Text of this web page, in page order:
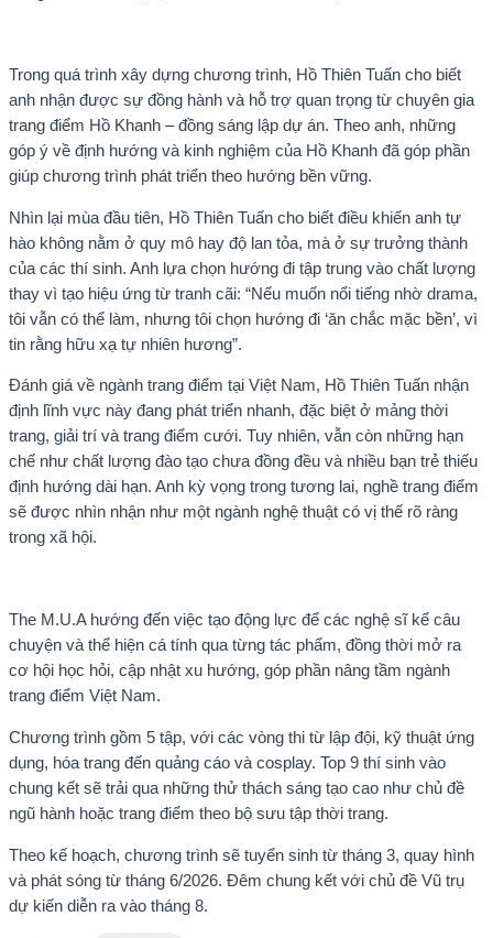
Trong quá trình xây dựng chương trình, Hồ Thiên Tuấn cho biết
anh nhận được sự đồng hành và hỗ trợ quan trọng từ chuyên gia
trang điểm Hồ Khanh – đồng sáng lập dự án. Theo anh, những
góp ý về định hướng và kinh nghiệm của Hồ Khanh đã góp phần
giúp chương trình phát triển theo hướng bền vững.
Nhìn lại mùa đầu tiên, Hồ Thiên Tuấn cho biết điều khiến anh tự
hào không nằm ở quy mô hay độ lan tỏa, mà ở sự trưởng thành
của các thí sinh. Anh lựa chọn hướng đi tập trung vào chất lượng
thay vì tạo hiệu ứng từ tranh cãi: “Nếu muốn nổi tiếng nhờ drama,
tôi vẫn có thể làm, nhưng tôi chọn hướng đi ‘ăn chắc mặc bền’, vì
tin rằng hữu xạ tự nhiên hương”.
Đánh giá về ngành trang điểm tại Việt Nam, Hồ Thiên Tuấn nhận
định lĩnh vực này đang phát triển nhanh, đặc biệt ở mảng thời
trang, giải trí và trang điểm cưới. Tuy nhiên, vẫn còn những hạn
chế như chất lượng đào tạo chưa đồng đều và nhiều bạn trẻ thiếu
định hướng dài hạn. Anh kỳ vọng trong tương lai, nghề trang điểm
sẽ được nhìn nhận như một ngành nghệ thuật có vị thế rõ ràng
trong xã hội.
The M.U.A hướng đến việc tạo động lực để các nghệ sĩ kể câu
chuyện và thể hiện cá tính qua từng tác phẩm, đồng thời mở ra
cơ hội học hỏi, cập nhật xu hướng, góp phần nâng tầm ngành
trang điểm Việt Nam.
Chương trình gồm 5 tập, với các vòng thi từ lập đội, kỹ thuật ứng
dụng, hóa trang đến quảng cáo và cosplay. Top 9 thí sinh vào
chung kết sẽ trải qua những thử thách sáng tạo cao như chủ đề
ngũ hành hoặc trang điểm theo bộ sưu tập thời trang.
Theo kế hoạch, chương trình sẽ tuyển sinh từ tháng 3, quay hình
và phát sóng từ tháng 6/2026. Đêm chung kết với chủ đề Vũ trụ
dự kiến diễn ra vào tháng 8.